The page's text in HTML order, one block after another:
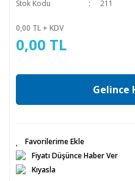
Stok Kodu 211
0,00 TL + KDV
0,00 TL
Gelince
Fiyatı Düşünce Haber Ver
Kıyasla